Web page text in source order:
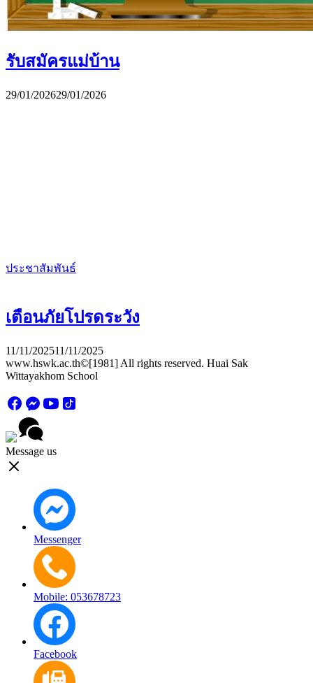
รับสมัครแม่บ้าน
29/01/202629/01/2026
ประชาสัมพันธ์
เตือนภัยโปรดระวัง
11/11/202511/11/2025
www.hswk.ac.th©[1981] All rights reserved. Huai Sak
Wittayakhom School
Message us
Messenger
Mobile: 053678723
Facebook